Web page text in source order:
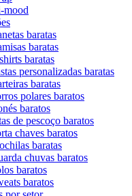
mood
baratas
baratas
baratas
personalizadas baratas
baratas
polares baratos
baratos
de pescoço baratos
chaves baratos
baratas
chuvas baratos
baratos
baratos